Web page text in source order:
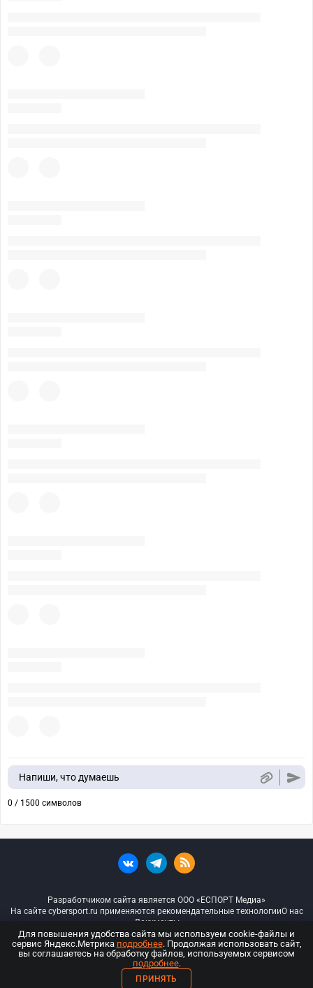
Напиши, что думаешь
0 / 1500 символов
Разработчиком сайта является ООО «ЕСПОРТ Медиа»
На сайте cybersport.ru применяются рекомендательные технологииО нас
Документы
© ООО «Киберспорт.ру» — Все права защищены
18+
Для повышения удобства сайта мы используем cookie-файлы и
сервис Яндекс.Метрика подробнее. Продолжая использовать сайт,
вы соглашаетесь на обработку файлов, используемых сервисом
подробнее.
ПРИНЯТЬ